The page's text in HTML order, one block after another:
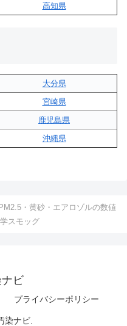
高知県
大分県
宮崎県
鹿児島県
沖縄県
・黄砂・エアロゾルの数値
スモッグ
ビ
プライバシーポリシー
染ナビ.